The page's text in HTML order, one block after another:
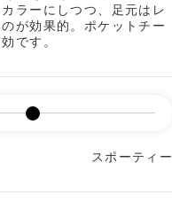
ラーにしつつ、足元はレ
が効果的。ポケットチー
です。
スポーティー